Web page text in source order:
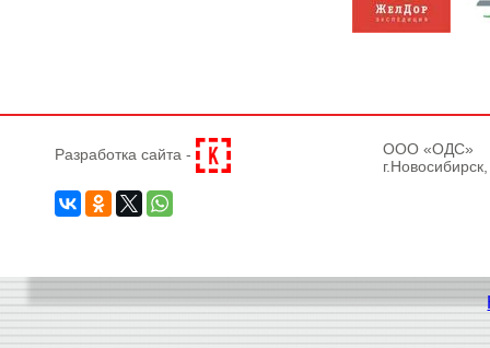
Разработка сайта -
OOO «ОДС»